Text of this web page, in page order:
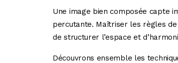
Une image bien composée capte
percutante. Maîtriser les règles
de structurer l’espace et
Découvrons ensemble les